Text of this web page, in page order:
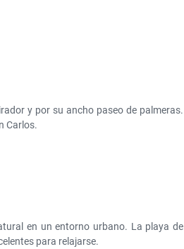
y por su ancho paseo de palmeras.
Carlos.
en un entorno urbano. La playa de
para relajarse.